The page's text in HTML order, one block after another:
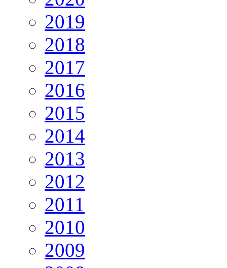
2019
2018
2017
2016
2015
2014
2013
2012
2011
2010
2009